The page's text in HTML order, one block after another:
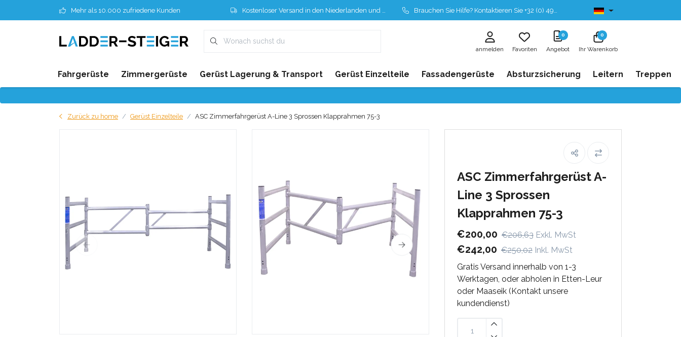
Mehr als 10.000 zufriedene Kunden Kostenloser Versand in den Niederlanden und Belgien Brauchen Sie Hilfe? Kontaktieren Sie +32 (0) 496 532 330 Ab lager lieferbar
anmelden Favoriten
0
Angebot
0
Ihr Warenkorb
Fahrgerüste Zimmergerüste Gerüst Lagerung & Transport Gerüst Einzelteile Fassadengerüste Absturzsicherung Leitern Treppen
Zurück zu home Gerüst Einzelteile ASC Zimmerfahrgerüst A-Line 3 Sprossen Klapprahmen 75-3
ASC Zimmerfahrgerüst A-
Line 3 Sprossen
Klapprahmen 75-3
€200,00 €206,63 Exkl. MwSt
€242,00 €250,02 Inkl. MwSt
Gratis Versand innerhalb von 1-3
Werktagen, oder abholen in Etten-Leur
oder Maaseik (Kontakt unsere
kundendienst)